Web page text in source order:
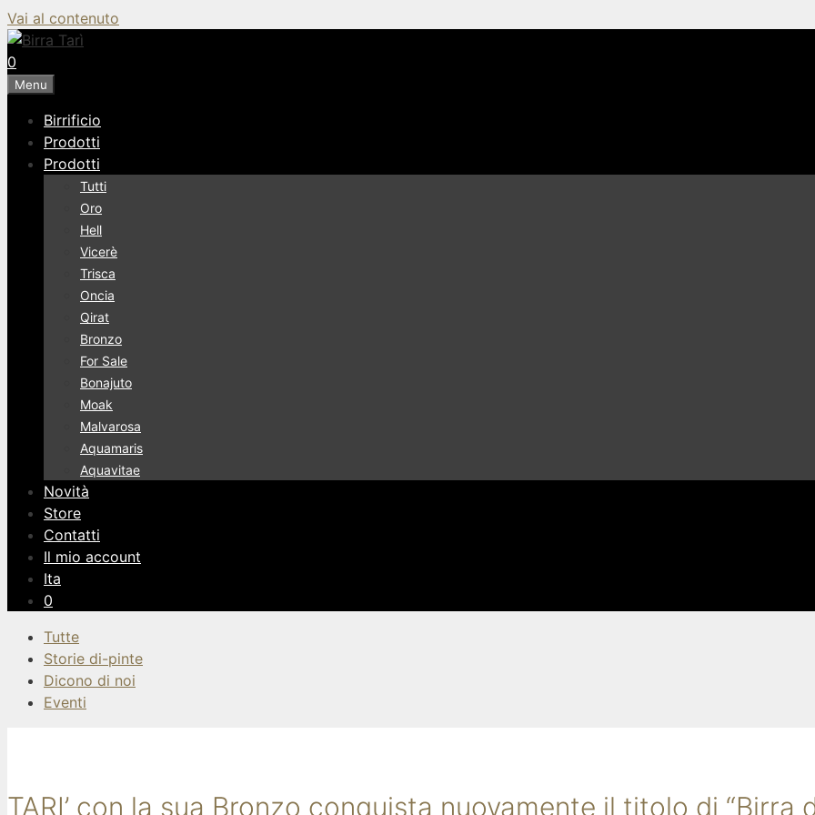
Vai al contenuto
0
Menu
Birrificio
Prodotti
Prodotti
Tutti
Oro
Hell
Vicerè
Trisca
Oncia
Qirat
Bronzo
For Sale
Bonajuto
Moak
Malvarosa
Aquamaris
Aquavitae
Novità
Store
Contatti
Il mio account
Ita
0
Tutte
Storie di-pinte
Dicono di noi
Eventi
TARI’ con la sua Bronzo conquista nuovamente il titolo di “Birra